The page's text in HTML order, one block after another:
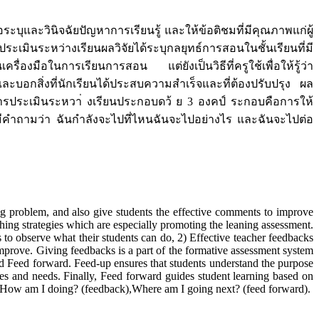
อระบุและวินิจฉัยปัญหาการเรียนรู้ และให้ข้อติชมที่มีคุณภาพแก่ผู้
นระหว่างเรียนผลวิจัยได้ระบุกลยุทธ์การสอนในชั้นเรียนที่มี
ครื่องมือในการเรียนการสอน แต่ยังเป็นวิธีที่ครูใช้เพื่อให้รู้ว่า
บอกสิ่งที่นักเรียนได้ประสบความสำเร็จและที่ต้องปรับปรุง ผล
ระเมินระหวา่ งเรียนประกอบดว้ ย 3 องคป์ ระกอบคือการให้
คำถามว่า ฉันกำลังจะไปที่ไหนฉันจะไปอย่างไร และฉันจะไปต่อ
problem, and also give students the effective comments to improve
strategies which are especially promoting the leaning assessment.
observe what their students can do, 2) Effective teacher feedbacks
Giving feedbacks is a part of the formative assessment system
forward. Feed-up ensures that students understand the purpose
and needs. Finally, Feed forward guides student learning based on
am I doing? (feedback),Where am I going next? (feed forward).